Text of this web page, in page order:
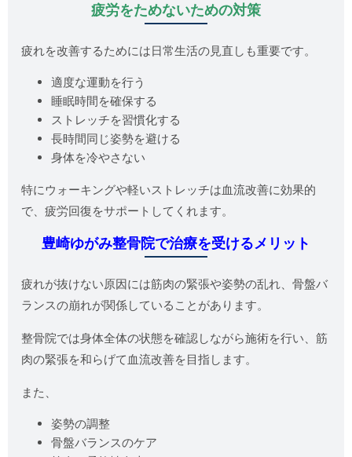
疲労をためないための対策
疲れを改善するためには日常生活の見直しも重要です。
適度な運動を行う
睡眠時間を確保する
ストレッチを習慣化する
長時間同じ姿勢を避ける
身体を冷やさない
特にウォーキングや軽いストレッチは血流改善に効果的
で、疲労回復をサポートしてくれます。
豊崎ゆがみ整骨院で治療を受けるメリット
疲れが抜けない原因には筋肉の緊張や姿勢の乱れ、骨盤バ
ランスの崩れが関係していることがあります。
整骨院では身体全体の状態を確認しながら施術を行い、筋
肉の緊張を和らげて血流改善を目指します。
また、
姿勢の調整
骨盤バランスのケア